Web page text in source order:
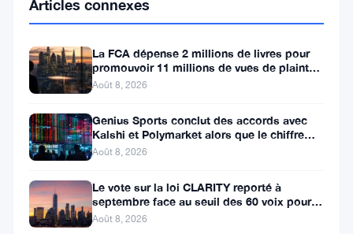
Sa
nomination
tant
que
présidente
Articles connexes
La FCA dépense 2 millions de livres pour
promouvoir 11 millions de vues de plaintes
sur le financement
Août 8, 2026
Genius Sports conclut des accords avec
Kalshi et Polymarket alors que le chiffre
d’affaires du T2 atteint
Août 8, 2026
Le vote sur la loi CLARITY reporté à
septembre face au seuil des 60 voix pour le
projet de loi crypto
Août 8, 2026